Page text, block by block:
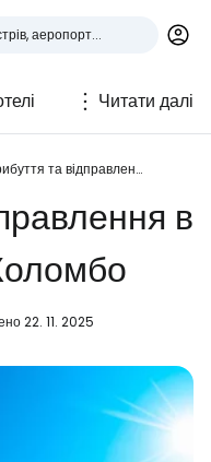
Читати далі
Прибуття та відправлення
в
22. 11. 2025
Google